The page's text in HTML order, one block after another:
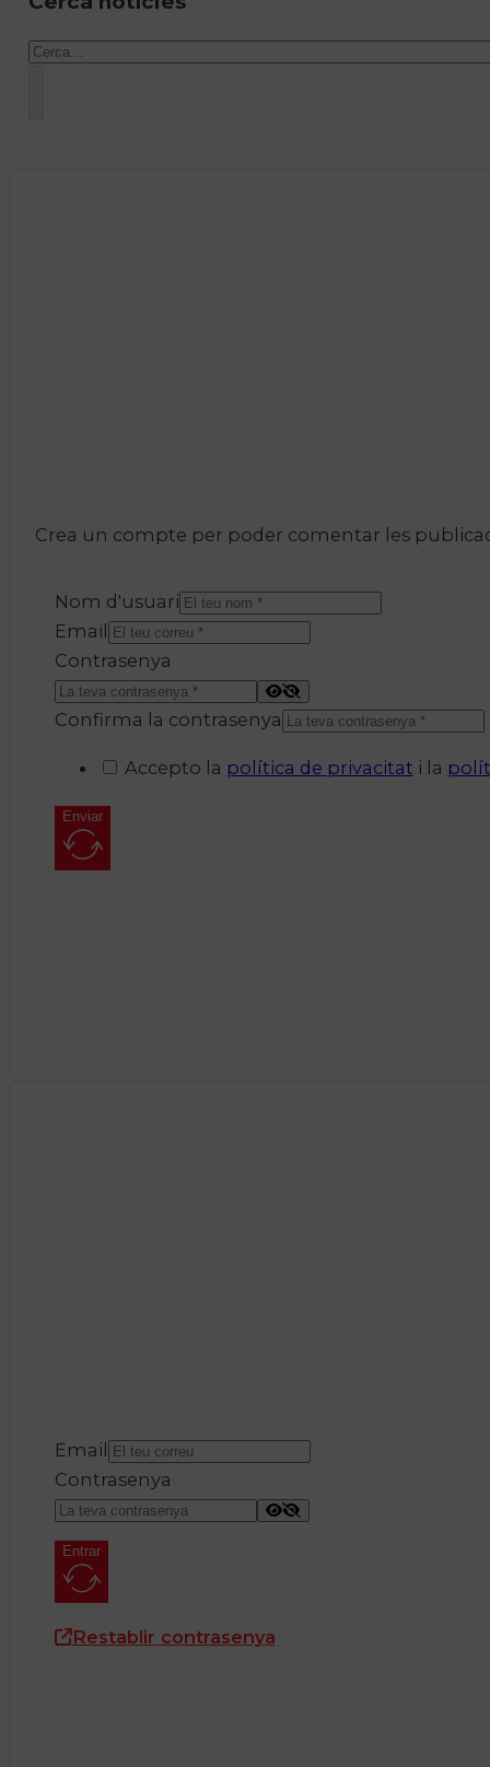
Cercar
Crea un compte per poder comentar les
Nom d'usuari
Email
Contrasenya
Confirma la contrasenya
Accepto la política de privacitat i la
Enviar
Email
Contrasenya
Entrar
Restablir contrasenya